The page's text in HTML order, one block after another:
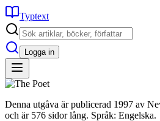
Typtext
Logga in
Denna utgåva är publicerad 1997 av
och är 576 sidor lång. Språk: Engelska.